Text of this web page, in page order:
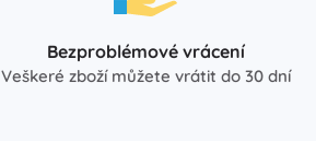
Bezproblémové vrácení
Veškeré zboží můžete vrátit do 30 dní